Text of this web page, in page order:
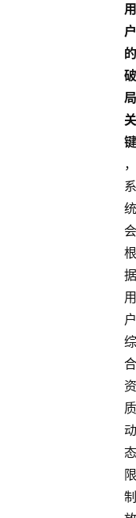
用
户
的
破
局
关
键
，
系
统
会
根
据
用
户
综
合
资
质
动
态
限
制